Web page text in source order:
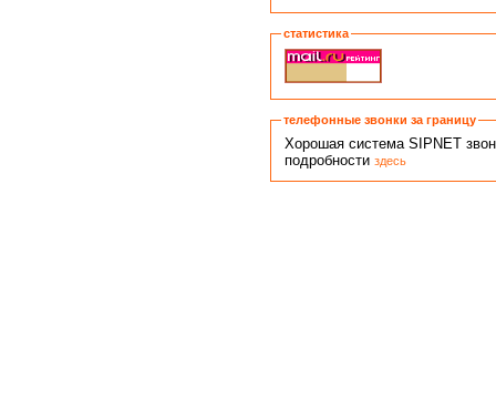
статистика
телефонные звонки за границу
Хорошая система SIPNET
подробностиздесь